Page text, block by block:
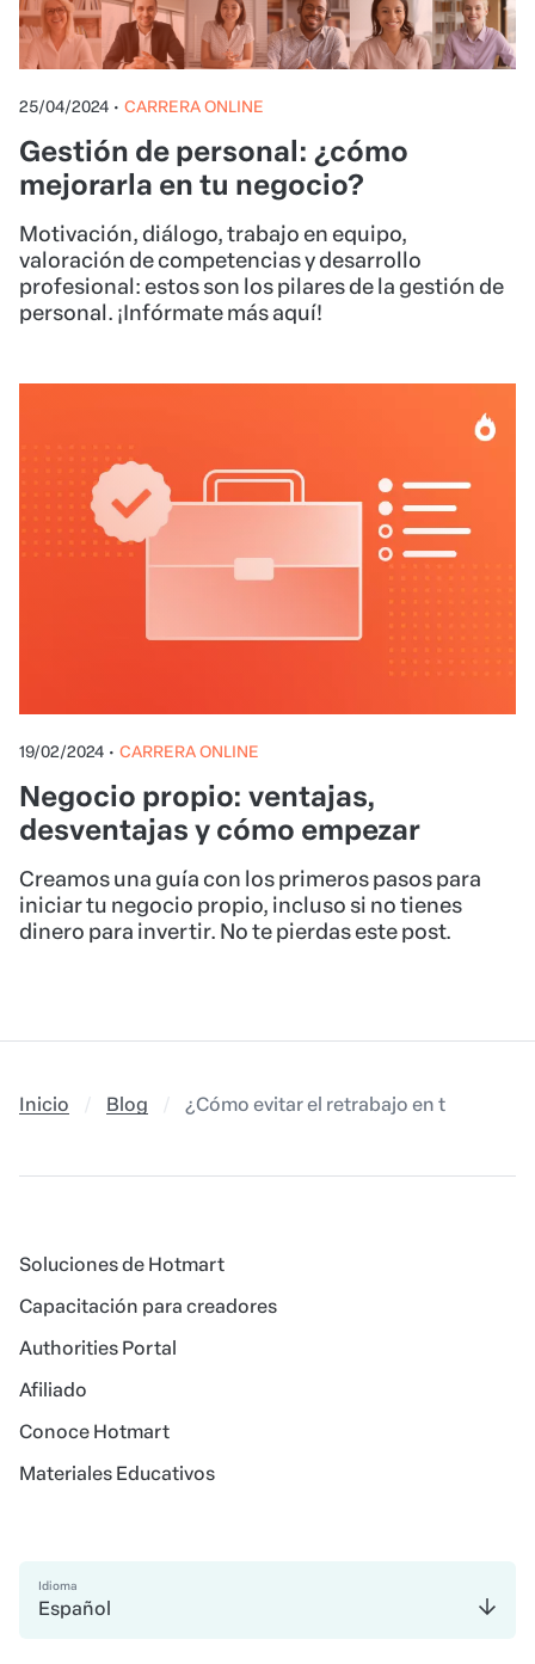
25/04/2024 • CARRERA ONLINE
Gestión de personal: ¿cómo
mejorarla en tu negocio?
Motivación, diálogo, trabajo en equipo,
valoración de competencias y desarrollo
profesional: estos son los pilares de la gestión de
personal. ¡Infórmate más aquí!
19/02/2024 • CARRERA ONLINE
Negocio propio: ventajas,
desventajas y cómo empezar
Creamos una guía con los primeros pasos para
iniciar tu negocio propio, incluso si no tienes
dinero para invertir. No te pierdas este post.
Inicio Blog ¿Cómo evitar el retrabajo en tu
Soluciones de Hotmart
Capacitación para creadores
Authorities Portal
Afiliado
Conoce Hotmart
Materiales Educativos
Idioma
Español